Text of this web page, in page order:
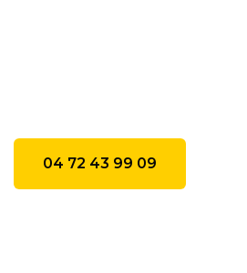
04 72 43 99 09